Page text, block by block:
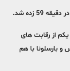
زده شد.
از رقابت های
های بتیس و بارسلونا با هم